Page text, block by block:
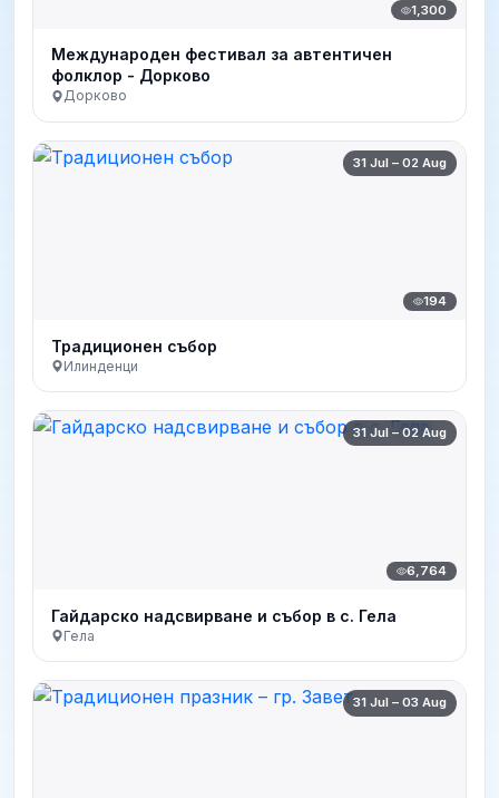
1,300
Международен фестивал за автентичен
фолклор - Дорково
Дорково
31 Jul – 02 Aug
194
Традиционен събор
Илинденци
31 Jul – 02 Aug
6,764
Гайдарско надсвирване и събор в с. Гела
Гела
31 Jul – 03 Aug